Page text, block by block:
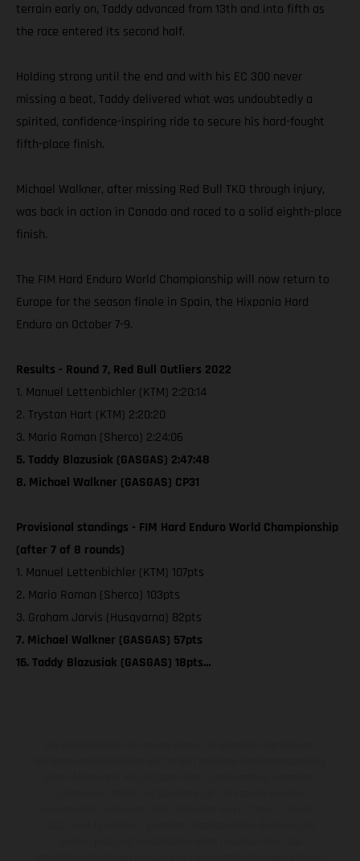
terrain early on, Taddy advanced from 13th and into fifth as
the race entered its second half.
Holding strong until the end and with his EC 300 never
missing a beat, Taddy delivered what was undoubtedly a
spirited, confidence-inspiring ride to secure his hard-fought
fifth-place finish.
Michael Walkner, after missing Red Bull TKO through injury,
was back in action in Canada and raced to a solid eighth-place
finish.
The FIM Hard Enduro World Championship will now return to
Europe for the season finale in Spain, the Hixpania Hard
Enduro on October 7-9.
Results - Round 7, Red Bull Outliers 2022
1. Manuel Lettenbichler (KTM) 2:20:14
2. Trystan Hart (KTM) 2:20:20
3. Mario Roman (Sherco) 2:24:06
5. Taddy Blazusiak (GASGAS) 2:47:48
8. Michael Walkner (GASGAS) CP31
Provisional standings - FIM Hard Enduro World Championship
(after 7 of 8 rounds)
1. Manuel Lettenbichler (KTM) 107pts
2. Mario Roman (Sherco) 103pts
3. Graham Jarvis (Husqvarna) 82pts
7. Michael Walkner (GASGAS) 57pts
16. Taddy Blazusiak (GASGAS) 18pts…